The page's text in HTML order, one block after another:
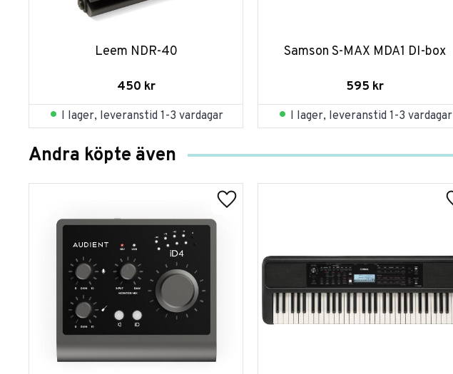
Leem NDR-40
450 kr
I lager, leveranstid 1-3 vardagar
Samson S-MAX MDA1 DI-box
595 kr
I lager, leveranstid 1-3 vardagar
Andra köpte även